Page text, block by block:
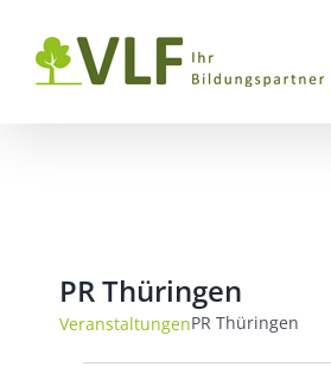
Inhalt
springen
PR Thüringen
VeranstaltungenPR Thüringen